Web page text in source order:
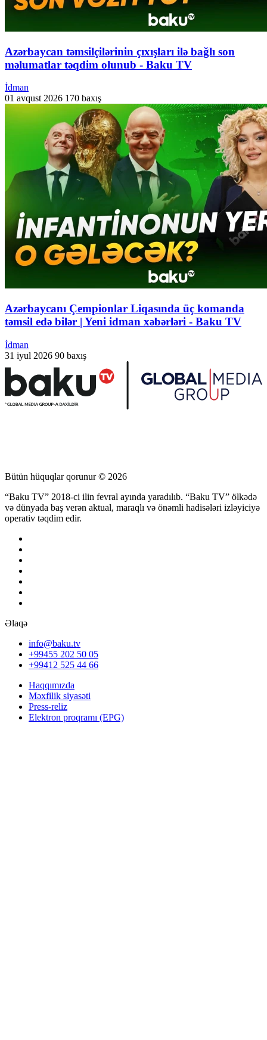
Azərbaycan təmsilçilərinin çıxışları ilə bağlı son
məlumatlar təqdim olunub - Baku TV
İdman
01 avqust 2026 170 baxış
Azərbaycanı Çempionlar Liqasında üç komanda
təmsil edə bilər | Yeni idman xəbərləri - Baku TV
İdman
31 iyul 2026 90 baxış
Bütün hüquqlar qorunur © 2026
“Baku TV” 2018-ci ilin fevral ayında yaradılıb. “Baku TV” ölkədə
və dünyada baş verən aktual, maraqlı və önəmli hadisələri izləyiciyə
operativ təqdim edir.
Əlaqə
info@baku.tv
+99455 202 50 05
+99412 525 44 66
Haqqımızda
Məxfilik siyasəti
Press-reliz
Elektron proqramı (EPG)